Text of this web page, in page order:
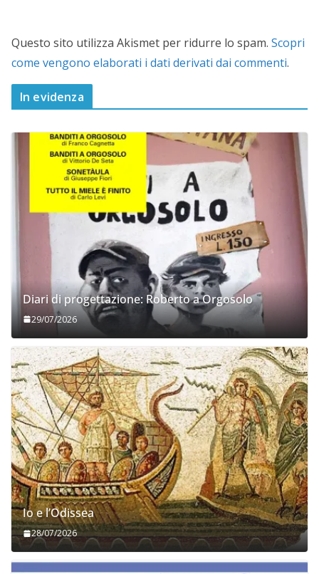
Questo sito utilizza Akismet per ridurre lo spam. Scopri
come vengono elaborati i dati derivati dai commenti.
In evidenza
Diari di progettazione: Roberto a Orgosolo
29/07/2026
Io e l’Odissea
28/07/2026